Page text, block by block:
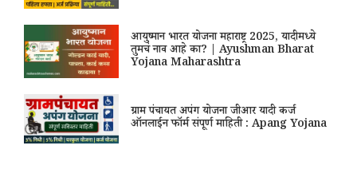
आयुष्मान भारत योजना महाराष्ट्र 2025, यादीमध्ये
तुमचं नाव आहे का? | Ayushman Bharat
Yojana Maharashtra
ग्राम पंचायत अपंग योजना जीआर यादी कर्ज
ऑनलाईन फॉर्म संपूर्ण माहिती : Apang Yojana